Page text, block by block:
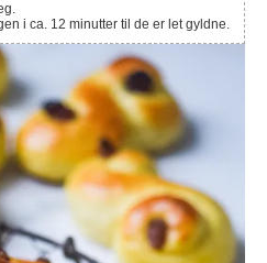
i ca. 12 minutter til de er let gyldne.